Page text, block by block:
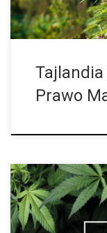
Prawo
Po tym, jak Austria